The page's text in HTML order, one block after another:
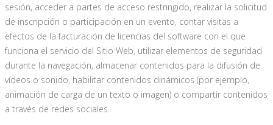
sesión, acceder a partes de acceso restringido, realizar la solicitud
de inscripción o participación en un evento, contar visitas a
efectos de la facturación de licencias del software con el que
funciona el servicio del Sitio Web, utilizar elementos de seguridad
durante la navegación, almacenar contenidos para la difusión de
vídeos o sonido, habilitar contenidos dinámicos (por ejemplo,
animación de carga de un texto o imagen) o compartir contenidos
a través de redes sociales.